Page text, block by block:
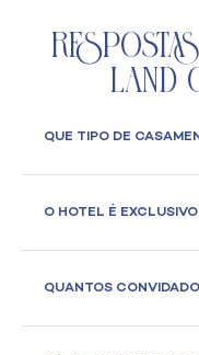
Land
QUE TIPO DE
O HOTEL É
QUANTOS